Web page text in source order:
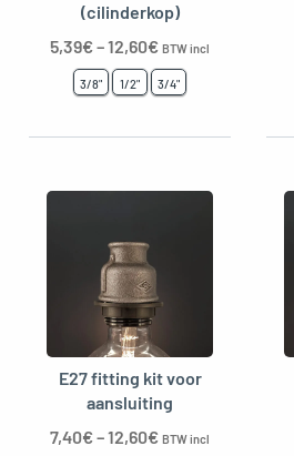
(cilinderkop)
5,39€–12,60€ BTW incl
3/8" 1/2" 3/4"
E27 fitting kit voor
aansluiting
7,40€–12,60€ BTW incl